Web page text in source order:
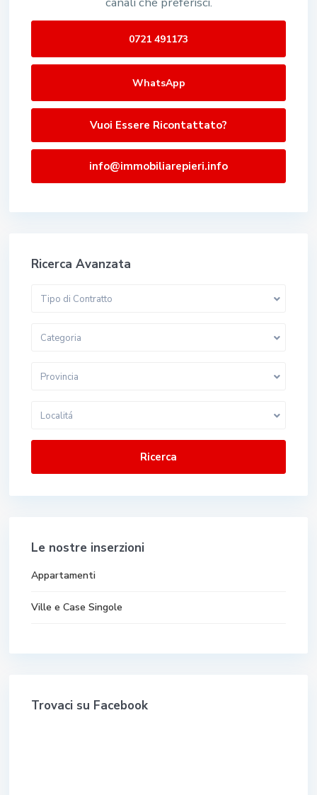
0721 491173
WhatsApp
Vuoi Essere Ricontattato?
info@immobiliarepieri.info
Ricerca Avanzata
Tipo di Contratto
Categoria
Provincia
Localitá
Ricerca
Le nostre inserzioni
Appartamenti
Ville e Case Singole
Trovaci su Facebook